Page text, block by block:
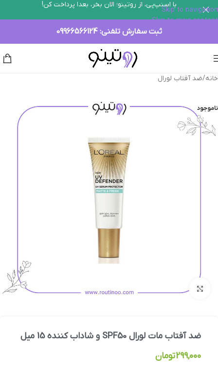
Skip to navigation
Skip to main content
با اسنپ‌پی، از روتینو؛ الان بخر، بعدا پرداخت کن!
ثبت سفارش تلفنی: 09966566124
خانه/ضد آفتاب لورال
ناموجود
بزرگنمایی تصویر
ضد آفتاب مات لورال SPF50 و شاداب کننده 15 میل
299,000تومان